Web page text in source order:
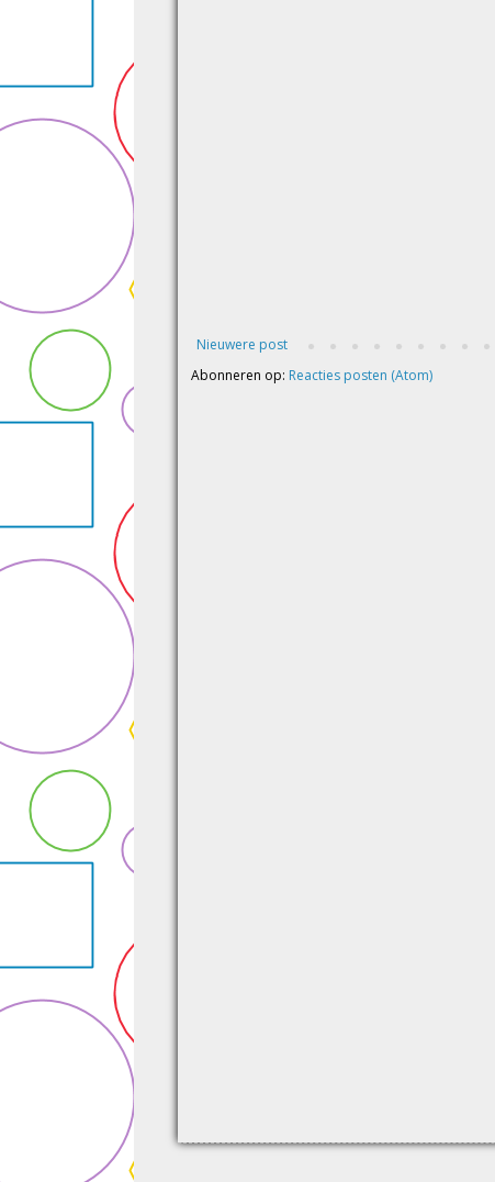
Nieuwere post
Abonneren op: Reacties posten (Atom)